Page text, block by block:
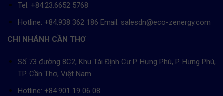
Tel: +84.23.6652 5768
Hotline: +84.938 362 186 Email: salesdn@eco-zenergy.com
CHI NHÁNH CẦN THƠ
Số 73 đường 8C2, Khu Tái Định Cư P. Hưng Phú, P. Hưng Phú,
TP. Cần Thơ, Việt Nam.
Hotline: +84.901 19 06 08